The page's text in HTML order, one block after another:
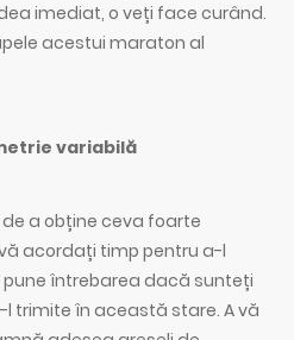
imediat, o veți face curând.
acestui maraton al
variabilă
a obține ceva foarte
acordați timp pentru a-l
întrebarea dacă sunteți
trimite în această stare. A vă